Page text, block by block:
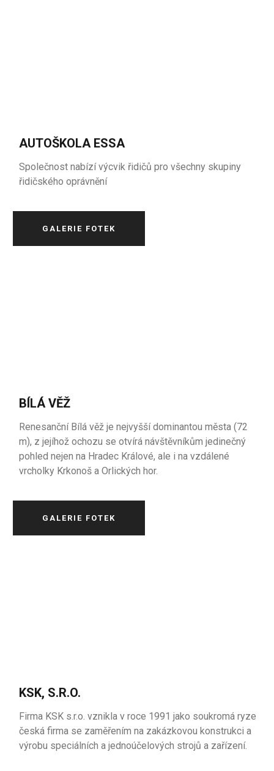
AUTOŠKOLA ESSA
Společnost nabízí výcvik řidičů pro všechny skupiny
řidičského oprávnění
GALERIE FOTEK
BÍLÁ VĚŽ
Renesanční Bílá věž je nejvyšší dominantou města (72
m), z jejíhož ochozu se otvírá návštěvníkům jedinečný
pohled nejen na Hradec Králové, ale i na vzdálené
vrcholky Krkonoš a Orlických hor.
GALERIE FOTEK
KSK, S.R.O.
Firma KSK s.r.o. vznikla v roce 1991 jako soukromá ryze
česká firma se zaměřením na zakázkovou konstrukci a
výrobu speciálních a jednoúčelových strojů a zařízení.